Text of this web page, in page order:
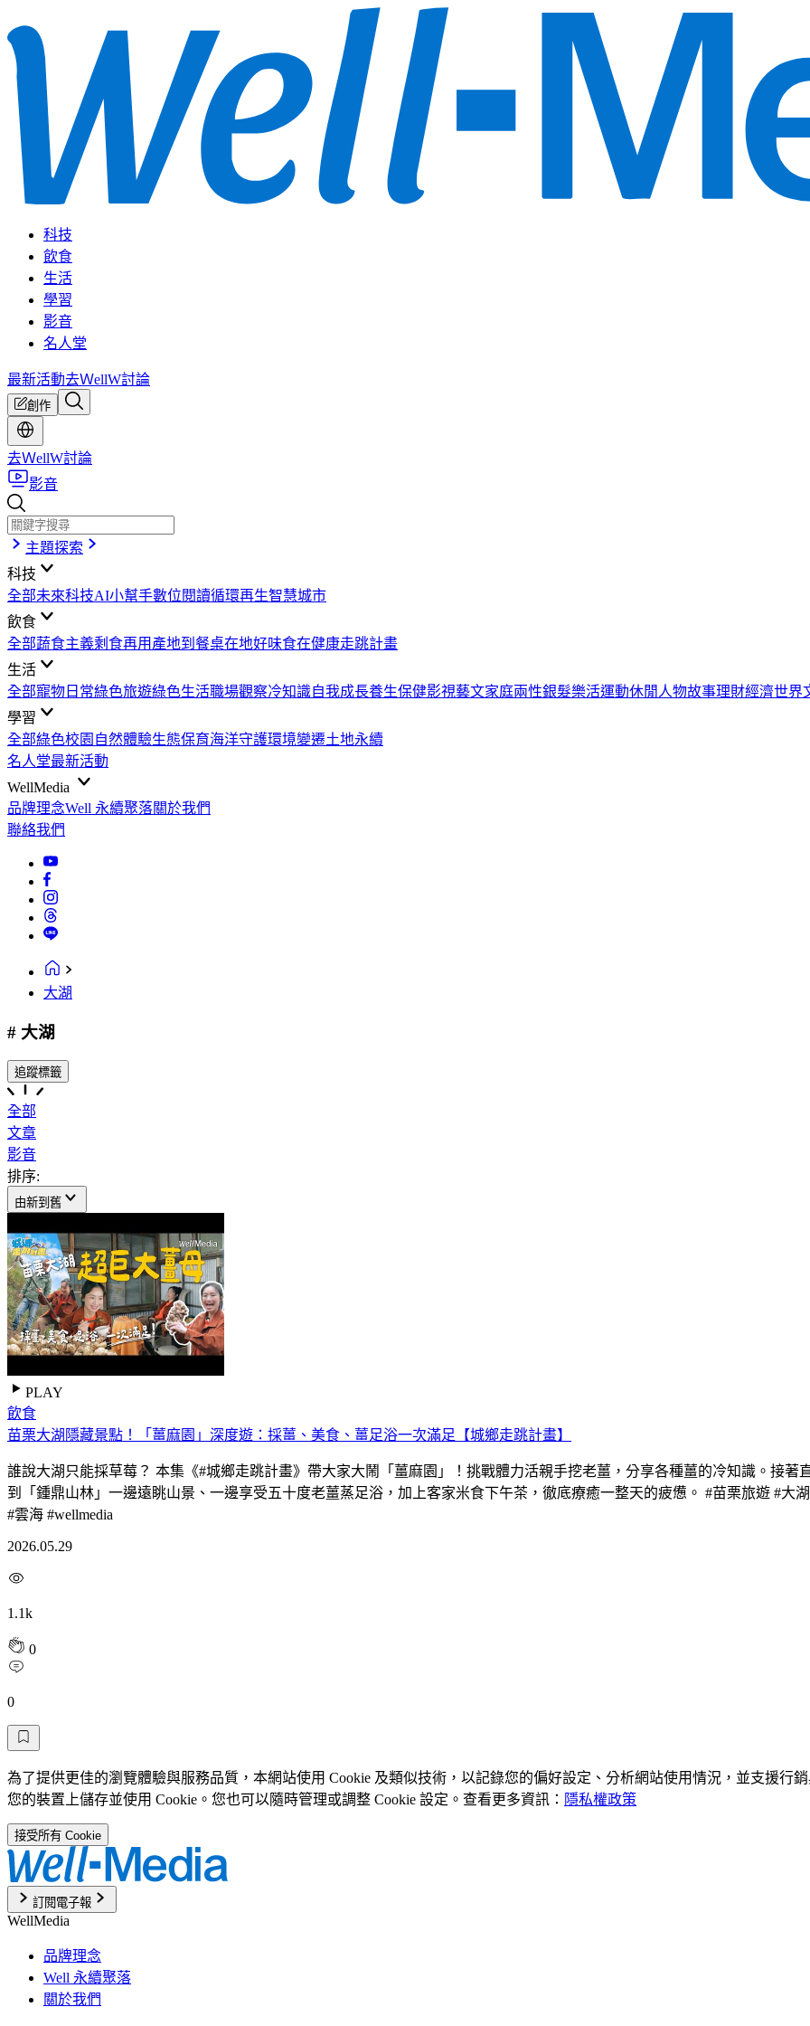
科技
飲食
生活
學習
影音
名人堂
最新活動去ＷellW討論
創作
去ＷellW討論
影音
主題探索
科技
全部未來科技AI小幫手數位閱讀循環再生智慧城市
飲食
全部蔬食主義剩食再用 產地到餐桌在地好味食在健康走跳計畫
生活
全部寵物日常綠色旅遊綠色生活職場觀察冷知識自我成長養生保健影視藝文家庭兩性銀髮樂活運動休閒 人物故事理財經濟世界
學習
全部綠色校園 自然體驗生態保育海洋守護環境變遷土地永續
名人堂最新活動
WellMedia
品牌理念Well 永續聚落關於我們
聯絡我們
大湖
# 大湖
追蹤標籤
全部
文章
影音
排序:
由新到舊
PLAY
飲食
苗栗大湖隱藏景點！「薑麻園」深度遊：採薑、美食、薑足浴一次滿足【城鄉走跳計畫】
誰說大湖只能採草莓？ 本集《#城鄉走跳計畫》帶大家大鬧「薑麻園」！挑戰體力活親手挖老薑，分享各種薑的冷知識。接
到「鍾鼎山林」一邊遠眺山景、一邊享受五十度老薑蒸足浴，加上客家米食下午茶，徹底療癒一整天的疲憊。 #苗栗旅遊 #大
#雲海 #wellmedia
2026.05.29
1.1k
0
0
為了提供更佳的瀏覽體驗與服務品質，本網站使用 Cookie 及類似技術，以記錄您的偏好設定、分析網站使用情況，並支援行
您的裝置上儲存並使用 Cookie。您也可以隨時管理或調整 Cookie 設定。查看更多資訊： 隱私權政策
接受所有 Cookie
訂閱電子報
WellMedia
品牌理念
Well 永續聚落
關於我們